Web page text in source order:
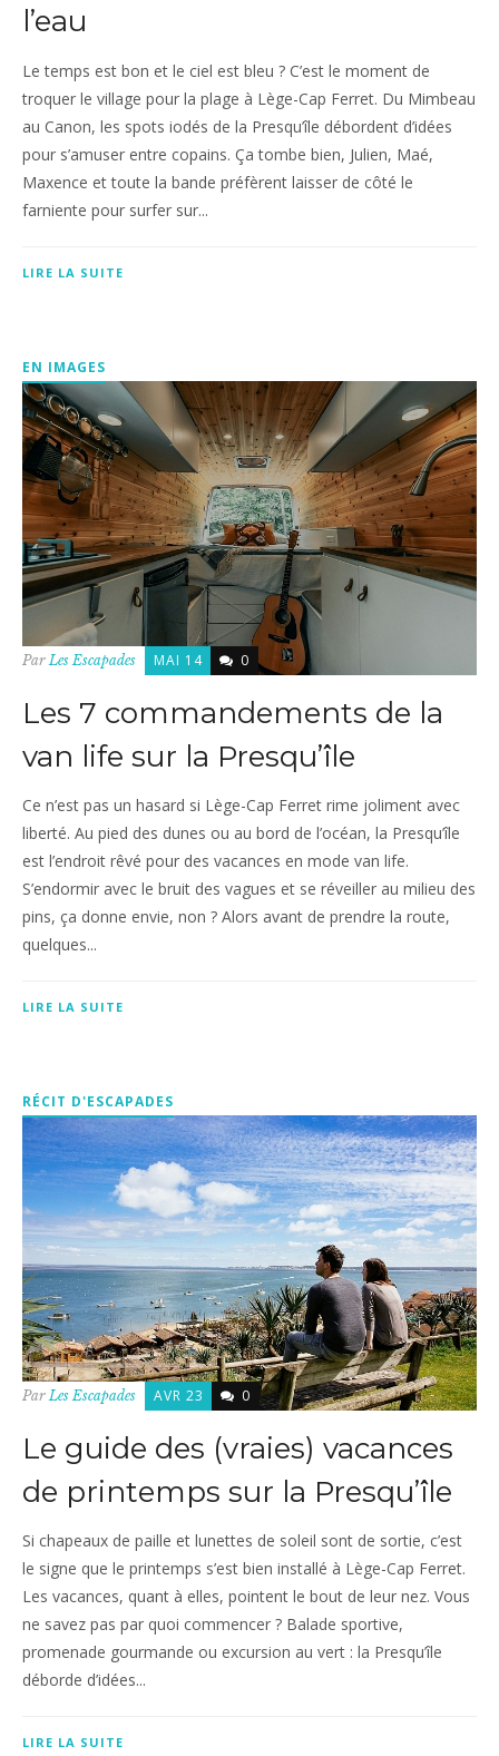
l’eau
Le temps est bon et le ciel est bleu ? C’est le moment de
troquer le village pour la plage à Lège-Cap Ferret. Du Mimbeau
au Canon, les spots iodés de la Presqu’île débordent d’idées
pour s’amuser entre copains. Ça tombe bien, Julien, Maé,
Maxence et toute la bande préfèrent laisser de côté le
farniente pour surfer sur...
LIRE LA SUITE
EN IMAGES
ParLes Escapades MAI 14 0
Les 7 commandements de la
van life sur la Presqu’île
Ce n’est pas un hasard si Lège-Cap Ferret rime joliment avec
liberté. Au pied des dunes ou au bord de l’océan, la Presqu’île
est l’endroit rêvé pour des vacances en mode van life.
S’endormir avec le bruit des vagues et se réveiller au milieu des
pins, ça donne envie, non ? Alors avant de prendre la route,
quelques...
LIRE LA SUITE
RÉCIT D'ESCAPADES
ParLes Escapades AVR 23 0
Le guide des (vraies) vacances
de printemps sur la Presqu’île
Si chapeaux de paille et lunettes de soleil sont de sortie, c’est
le signe que le printemps s’est bien installé à Lège-Cap Ferret.
Les vacances, quant à elles, pointent le bout de leur nez. Vous
ne savez pas par quoi commencer ? Balade sportive,
promenade gourmande ou excursion au vert : la Presqu’île
déborde d’idées...
LIRE LA SUITE